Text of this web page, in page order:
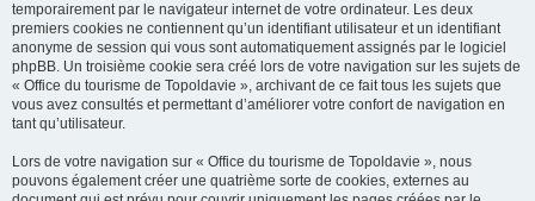
temporairement par le navigateur internet de votre ordinateur. Les deux
premiers cookies ne contiennent qu’un identifiant utilisateur et un identifiant
anonyme de session qui vous sont automatiquement assignés par le logiciel
phpBB. Un troisième cookie sera créé lors de votre navigation sur les sujets de
« Office du tourisme de Topoldavie », archivant de ce fait tous les sujets que
vous avez consultés et permettant d’améliorer votre confort de navigation en
tant qu’utilisateur.
Lors de votre navigation sur « Office du tourisme de Topoldavie », nous
pouvons également créer une quatrième sorte de cookies, externes au